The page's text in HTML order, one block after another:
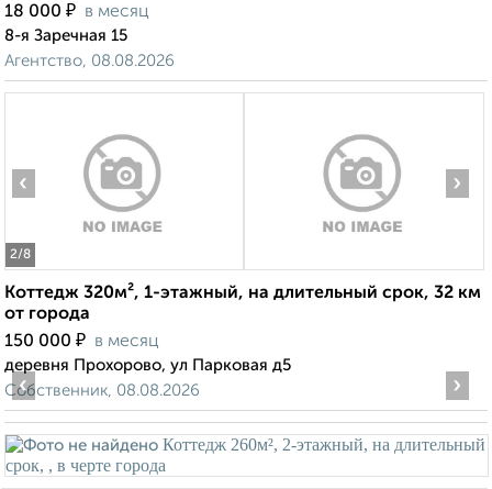
18 000 ₽ в месяц
8-я Заречная 15
Агентство, 08.08.2026
2/8
‹ ›
Коттедж 320м², 1-этажный, на длительный срок, 32 км
от города
150 000 ₽ в месяц
деревня Прохорово, ул Парковая д5
Собственник, 08.08.2026
‹ ›